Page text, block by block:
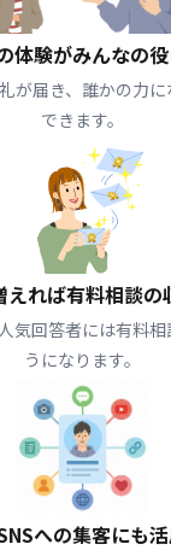
体験がみんなの
が届き、誰かの力
できます。
えれば有料相談の
気回答者には有料相
うになります。
への集客にも